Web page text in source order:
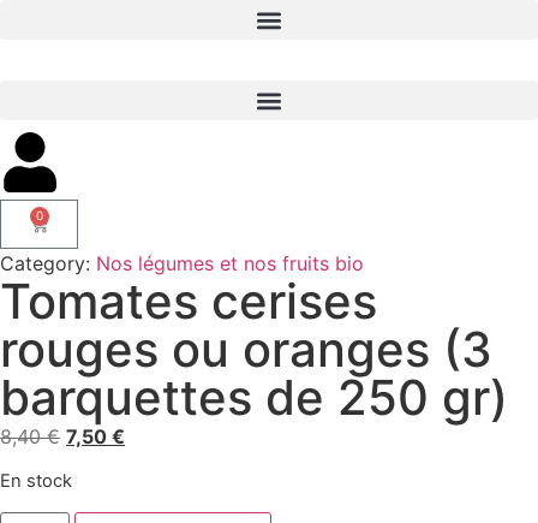
0
Category: Nos légumes et nos fruits bio
Tomates cerises
rouges ou oranges (3
barquettes de 250 gr)
8,40€ 7,50 €
En stock